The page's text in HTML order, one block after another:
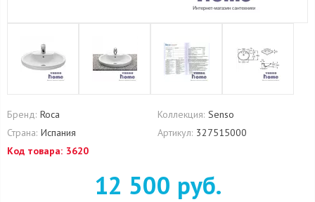
Бренд: Roca Коллекция: Senso
Страна: Испания Артикул: 327515000
Код товара: 3620
12 500 руб.